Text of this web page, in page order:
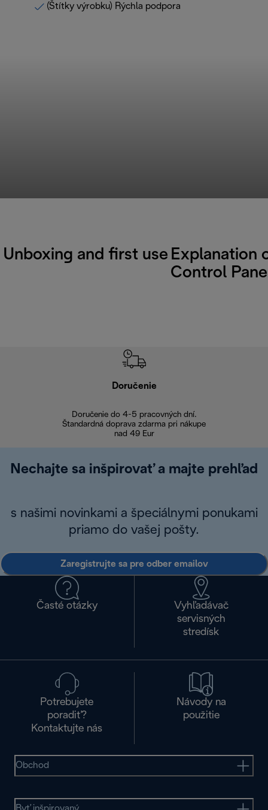
(Štítky výrobku) Rýchla podpora
Unboxing and first use Explanation
Control
Doručenie
Doručenie do 4-5 pracovných dní.
Štandardná doprava zdarma pri nákupe
nad 49 Eur
Nechajte sa inšpirovať a majte prehľad
s našimi novinkami a špeciálnymi ponukami
priamo do vašej pošty.
Zaregistrujte sa pre odber emailov
Časté otázky
Vyhľadávač
servisných
stredísk
Potrebujete
poradiť?
Kontaktujte nás
Návody na
použitie
Obchod